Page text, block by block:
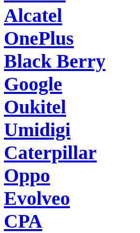
Alcatel
OnePlus
Black Berry
Google
Oukitel
Umidigi
Caterpillar
Oppo
Evolveo
CPA